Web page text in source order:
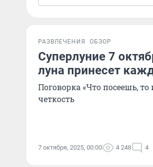
РАЗВЛЕЧЕНИЯ ОБЗОР
Суперлуние 7
луна принесет
Поговорка «Что посеешь,
четкость
7 октября, 2025, 00:00 4 248 4